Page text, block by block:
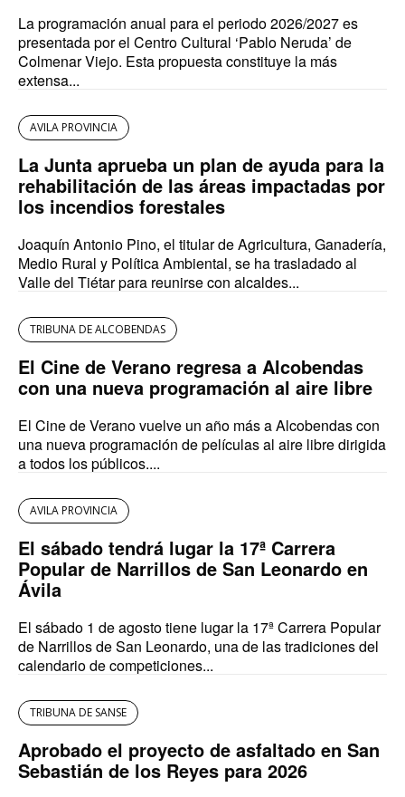
La programación anual para el periodo 2026/2027 es
presentada por el Centro Cultural ‘Pablo Neruda’ de
Colmenar Viejo. Esta propuesta constituye la más
extensa...
AVILA PROVINCIA
La Junta aprueba un plan de ayuda para la
rehabilitación de las áreas impactadas por
los incendios forestales
Joaquín Antonio Pino, el titular de Agricultura, Ganadería,
Medio Rural y Política Ambiental, se ha trasladado al
Valle del Tiétar para reunirse con alcaldes...
TRIBUNA DE ALCOBENDAS
El Cine de Verano regresa a Alcobendas
con una nueva programación al aire libre
El Cine de Verano vuelve un año más a Alcobendas con
una nueva programación de películas al aire libre dirigida
a todos los públicos....
AVILA PROVINCIA
El sábado tendrá lugar la 17ª Carrera
Popular de Narrillos de San Leonardo en
Ávila
El sábado 1 de agosto tiene lugar la 17ª Carrera Popular
de Narrillos de San Leonardo, una de las tradiciones del
calendario de competiciones...
TRIBUNA DE SANSE
Aprobado el proyecto de asfaltado en San
Sebastián de los Reyes para 2026